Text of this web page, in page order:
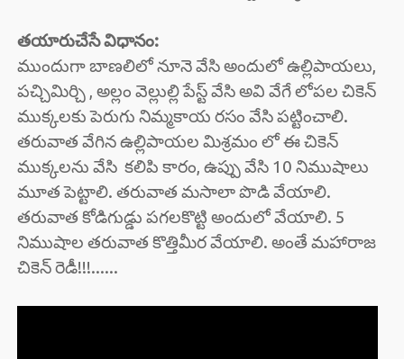
తయారుచేసే విధానం:
ముందుగా బాణలిలో నూనె వేసి అందులో ఉల్లిపాయలు,
పచ్చిమిర్చి , అల్లం వెల్లుల్లి పేస్ట్ వేసి అవి వేగే లోపల చికెన్
ముక్కలకు పెరుగు నిమ్మకాయ రసం వేసి పట్టించాలి.
తరువాత వేగిన ఉల్లిపాయల మిశ్రమం లో ఈ చికెన్
ముక్కలను వేసి కలిపి కారం, ఉప్పు వేసి 10 నిముషాలు
మూత పెట్టాలి. తరువాత మసాలా పొడి వేయాలి.
తరువాత కోడిగుడ్డు పగలకొట్టి అందులో వేయాలి. 5
నిముషాల తరువాత కొత్తిమీర వేయాలి. అంతే మహారాజ
చికెన్ రెడీ!!!......